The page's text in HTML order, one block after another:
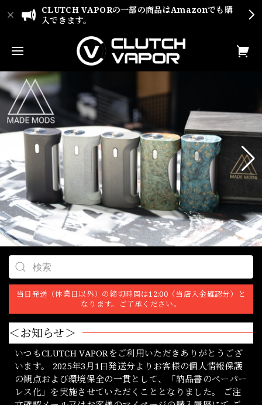
CLUTCH VAPORの一部の商品はAmazonでも購
入できます。
当日発送（休業日以外）の締切時間は12:00（当店入金確認分）と
なります。ご了承ください。
＜お知らせ＞
いつもCLUTCH VAPORをご利用いただきありがとうござ
います。 2025年3月1日発送分よりお客様の個人情報保護
の観点および環境保全の一貫として、「納品書のペーパー
レス化」を実施させていただくこととなりました。 ご注